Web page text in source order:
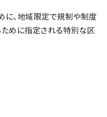
、地域限定で規制や制度
めに指定される特別な区